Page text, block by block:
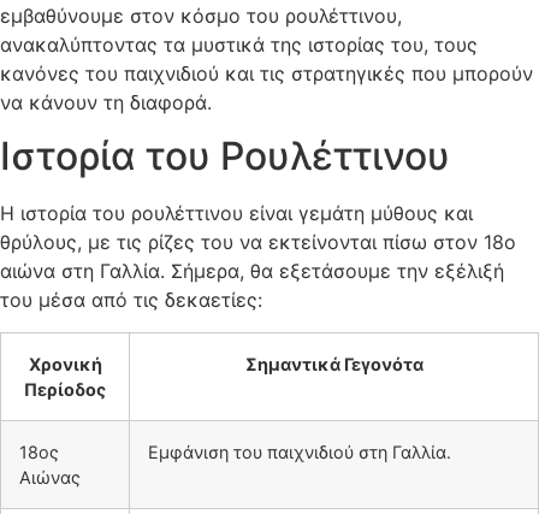
εμβαθύνουμε στον κόσμο του ρουλέττινου,
ανακαλύπτοντας τα μυστικά της ιστορίας του, τους
κανόνες του παιχνιδιού και τις στρατηγικές που μπορούν
να κάνουν τη διαφορά.
Ιστορία του Ρουλέττινου
Η ιστορία του ρουλέττινου είναι γεμάτη μύθους και
θρύλους, με τις ρίζες του να εκτείνονται πίσω στον 18ο
αιώνα στη Γαλλία. Σήμερα, θα εξετάσουμε την εξέλιξή
του μέσα από τις δεκαετίες:
Χρονική
Περίοδος
Σημαντικά Γεγονότα
18ος
Αιώνας
Εμφάνιση του παιχνιδιού στη Γαλλία.